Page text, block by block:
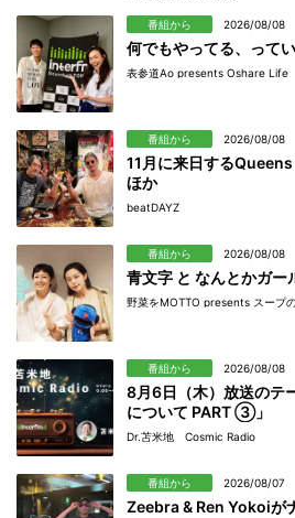
番組から 2026/08/08
何でもやってる、って
表参道Ao presents Oshare Life
番組から 2026/08/08
11月に来日する
ほか
beatDAYZ
番組から 2026/08/08
青文字 と なんとかガー
野菜をMOTTO presents スープの
番組から 2026/08/08
8月6日（木）放送のテ
について PART ③」
Dr.苫米地 Cosmic Radio
番組から 2026/08/07
Zeebra & Ren Yokoiが